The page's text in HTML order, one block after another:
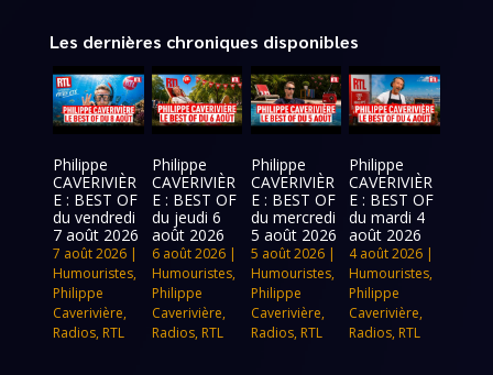
Les dernières chroniques disponibles
Philippe
CAVERIVIÈR
E : BEST OF
du vendredi
7 août 2026
7 août 2026 |
Humouristes,
Philippe
Caverivière,
Radios, RTL
Philippe
CAVERIVIÈR
E : BEST OF
du jeudi 6
août 2026
6 août 2026|
Humouristes,
Philippe
Caverivière,
Radios, RTL
Philippe
CAVERIVIÈR
E : BEST OF
du mercredi
5 août 2026
5 août 2026|
Humouristes,
Philippe
Caverivière,
Radios, RTL
Philippe
CAVERIVIÈR
E : BEST OF
du mardi 4
août 2026
4 août 2026 |
Humouristes,
Philippe
Caverivière,
Radios, RTL